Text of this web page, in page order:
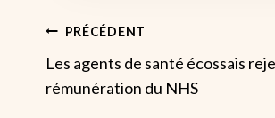
Navigation
De
PRÉCÉDENT
Les agents de santé écossais
rémunération du NHS